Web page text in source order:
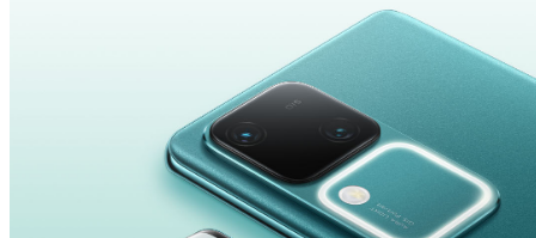
Tajikistan | Выберите страну/регион